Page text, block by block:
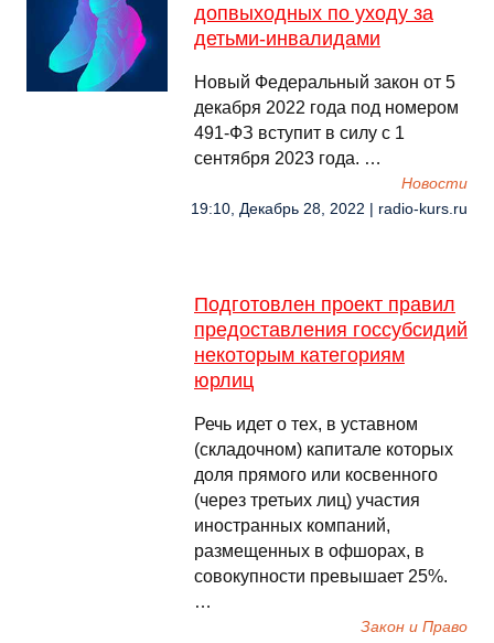
допвыходных по уходу за
детьми-инвалидами
Новый Федеральный закон от 5
декабря 2022 года под номером
491-ФЗ вступит в силу с 1
сентября 2023 года. …
Новости
19:10, Декабрь 28, 2022 | radio-kurs.ru
Подготовлен проект правил
предоставления госсубсидий
некоторым категориям
юрлиц
Речь идет о тех, в уставном
(складочном) капитале которых
доля прямого или косвенного
(через третьих лиц) участия
иностранных компаний,
размещенных в офшорах, в
совокупности превышает 25%.
…
Закон и Право